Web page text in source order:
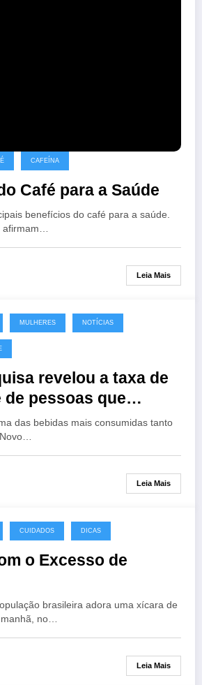
CAFEÍNA
Café para a Saúde
benefícios do café para a saúde.
Leia Mais
MULHERES NOTÍCIAS
revelou a taxa de
de pessoas que
bebem
das bebidas mais consumidas tanto
Leia Mais
CUIDADOS DICAS
o Excesso de
brasileira adora uma xícara de
no…
Leia Mais